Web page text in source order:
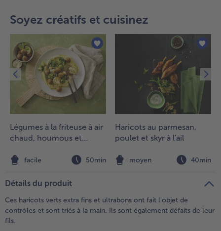
- 5 € à l’achat de 7 menus au choix
Soyez créatifs et cuisinez
Légumes à la friteuse à air
chaud, houmous et
facile 50min
Haricots au parmesan,
poulet et skyr à l'ail
moyen 40min
Détails du produit
Ces haricots verts extra fins et ultrabons ont fait l'objet de
contrôles et sont triés à la main. Ils sont également défaits de leur
fils.